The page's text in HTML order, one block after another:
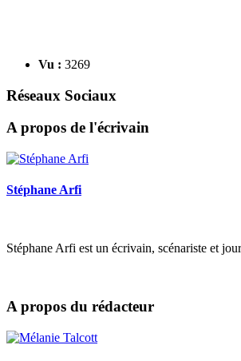
Vu : 3269
Réseaux Sociaux
A propos de l'écrivain
Stéphane Arfi
Stéphane Arfi est un écrivain, scénariste et
A propos du rédacteur